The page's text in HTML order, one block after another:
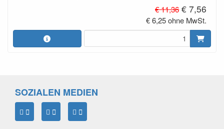
€ 11,36 € 7,56
€ 6,25 ohne MwSt.
SOZIALEN MEDIEN